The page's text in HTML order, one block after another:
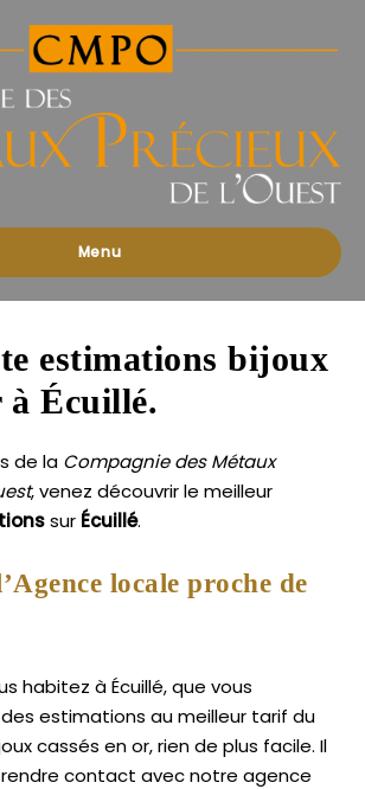
Menu
estimations bijoux
à Écuillé.
de la Compagnie des Métaux
, venez découvrir le meilleur
sur Écuillé.
locale proche de
habitez à Écuillé, que vous
estimations au meilleur tarif du
cassés en or, rien de plus facile. Il
contact avec notre agence